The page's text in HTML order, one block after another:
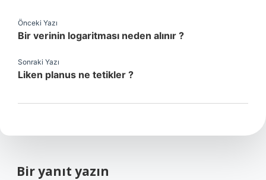
Önceki Yazı
Bir verinin logaritması neden alınır ?
Sonraki Yazı
Liken planus ne tetikler ?
Bir yanıt yazın